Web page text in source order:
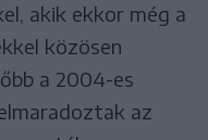
akik ekkor még a
közösen
a 2004-es
az